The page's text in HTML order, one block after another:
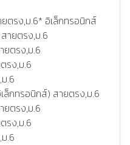
ตรง,ม.6* อิเล็กทรอนิกส์
ายตรง,ม.6
ยตรง,ม.6
รง,ม.6
.6
ล็กทรอนิกส์) สายตรง,ม.6
ยตรง,ม.6
รง,ม.6
.6